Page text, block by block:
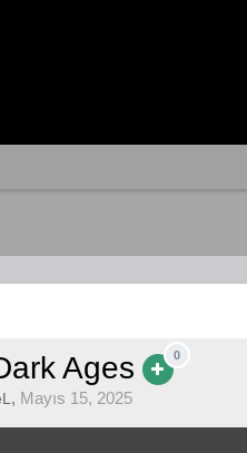
Ages 0
, Mayıs 15, 2025